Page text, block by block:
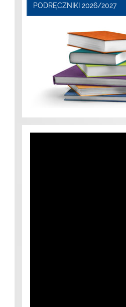
PODRĘCZNIKI 2026/2027